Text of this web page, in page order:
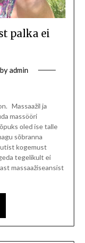
palka ei
byadmin
Massaažil ja
massööri
oled ise talle
sõbranna
kogemust
tegelikult ei
massaažiseansist